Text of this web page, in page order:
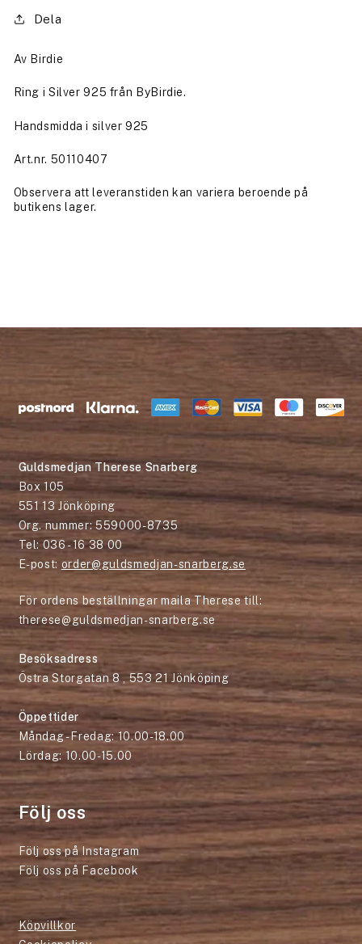
Dela
Av Birdie
Ring i Silver 925 från ByBirdie.
Handsmidda i silver 925
Art.nr. 50110407
Observera att leveranstiden kan variera beroende på
butikens lager.
Guldsmedjan Therese Snarberg
Box 105
551 13 Jönköping
Org. nummer: 559000-8735
Tel: 036 - 16 38 00
E-post: order@guldsmedjan-snarberg.se
För ordens beställningar maila Therese till:
therese@guldsmedjan-snarberg.se
Besöksadress
Östra Storgatan 8 , 553 21 Jönköping
Öppettider
Måndag - Fredag: 10.00-18.00
Lördag: 10.00-15.00
Följ oss
Följ oss på Instagram
Följ oss på Facebook
Köpvillkor